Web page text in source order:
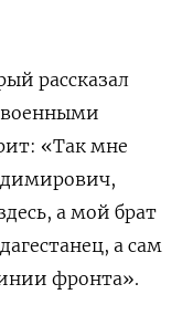
рассказал
военными
«Так мне
а мой брат
а сам
фронта».